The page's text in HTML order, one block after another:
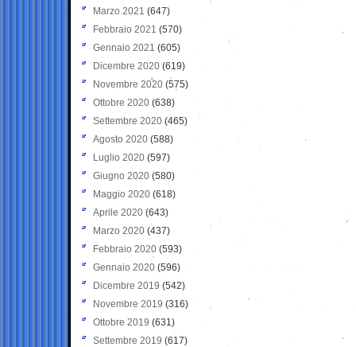
Marzo 2021 (647)
Febbraio 2021 (570)
Gennaio 2021 (605)
Dicembre 2020 (619)
Novembre 2020 (575)
Ottobre 2020 (638)
Settembre 2020(465)
Agosto 2020 (588)
Luglio 2020 (597)
Giugno 2020 (580)
Maggio 2020 (618)
Aprile 2020 (643)
Marzo 2020 (437)
Febbraio 2020 (593)
Gennaio 2020 (596)
Dicembre 2019 (542)
Novembre 2019 (316)
Ottobre 2019 (631)
Settembre 2019 (617)